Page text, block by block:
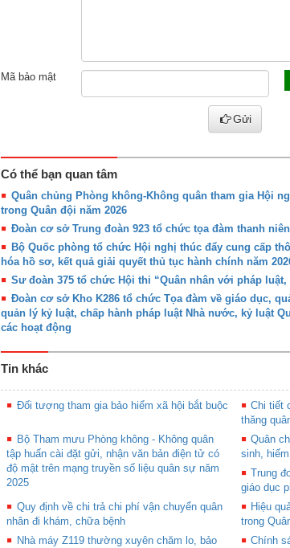
Mã bảo mật
Gửi
Có thể bạn quan tâm
Quân chủng Phòng không-Không quân tham gia Hội
trong Quân đội năm 2026
Đoàn cơ sở Trung đoàn 923 tổ chức tọa đàm thanh
Bộ Quốc phòng tổ chức Hội nghị thúc đẩy cung cấp
hóa hồ sơ, kết quả giải quyết thủ tục hành chính năm
Sư đoàn 375 tổ chức Hội thi “Quân nhân với pháp luật,
Đoàn cơ sở Kho K286 tổ chức Tọa đàm về giáo dục,
quản lý kỷ luật, chấp hành pháp luật Nhà nước, kỷ luật
các hoạt động
Tin khác
Đối tượng tham gia bảo hiểm xã hội bắt buộc
Chi tiết
thăng
Bộ Tham mưu Phòng không - Không quân
tập huấn cài đặt gửi, nhận văn bản điện tử có
độ mật trên mạng truyền số liệu quân sự năm
2025
Quân
sinh,
Trung
giáo dục
Quy định về chi trả chi phí vận chuyển quân
nhân đi khám, chữa bệnh
Hiệu
trong
Nhà máy Z119 thường xuyên chăm lo, bảo
Chính